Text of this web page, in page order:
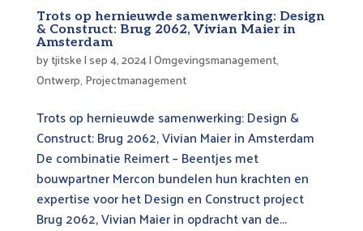
Trots op hernieuwde samenwerking: Design
& Construct: Brug 2062, Vivian Maier in
Amsterdam
bytjitske|sep 4, 2024|Omgevingsmanagement,
Ontwerp, Projectmanagement
Trots op hernieuwde samenwerking: Design &
Construct: Brug 2062, Vivian Maier in Amsterdam
De combinatie Reimert – Beentjes met
bouwpartner Mercon bundelen hun krachten en
expertise voor het Design en Construct project
Brug 2062, Vivian Maier in opdracht van de...